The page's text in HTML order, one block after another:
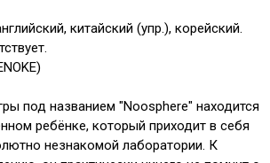
китайский (упр.), корейский.
под названием "Noosphere" находится
ребёнке, который приходит в себя
незнакомой лаборатории. К